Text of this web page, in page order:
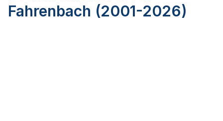
Fahrenbach (2001-2026)